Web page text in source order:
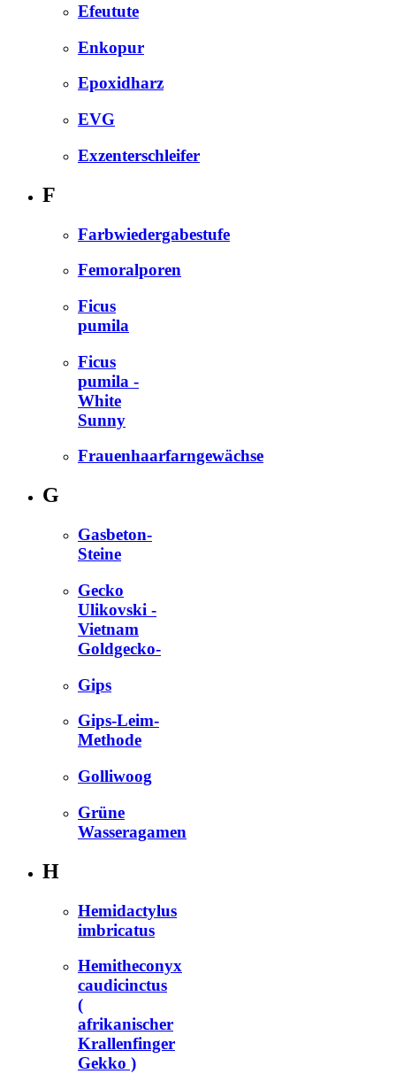
Efeutute
Enkopur
Epoxidharz
EVG
Exzenterschleifer
F
Farbwiedergabestufe
Femoralporen
Ficus
pumila
Ficus
pumila -
White
Sunny
Frauenhaarfarngewächse
G
Gasbeton-
Steine
Gecko
Ulikovski -
Vietnam
Goldgecko-
Gips
Gips-Leim-
Methode
Golliwoog
Grüne
Wasseragamen
H
Hemidactylus
imbricatus
Hemitheconyx
caudicinctus
(
afrikanischer
Krallenfinger
Gekko )